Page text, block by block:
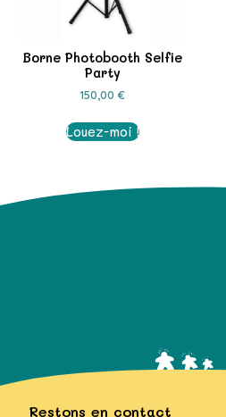
Borne Photobooth Selfie
Party
150,00 €
Louez-moi !
Restons en contact